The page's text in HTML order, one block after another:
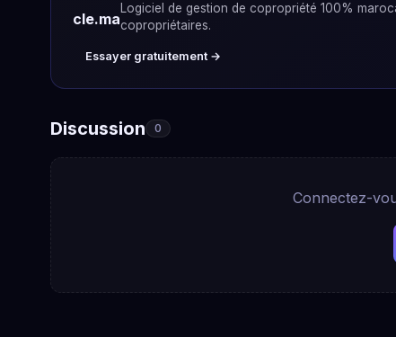
cle.ma
Logiciel de gestion de copropriété 100%
copropriétaires.
Essayer gratuitement →
Discussion 0
Connectez-